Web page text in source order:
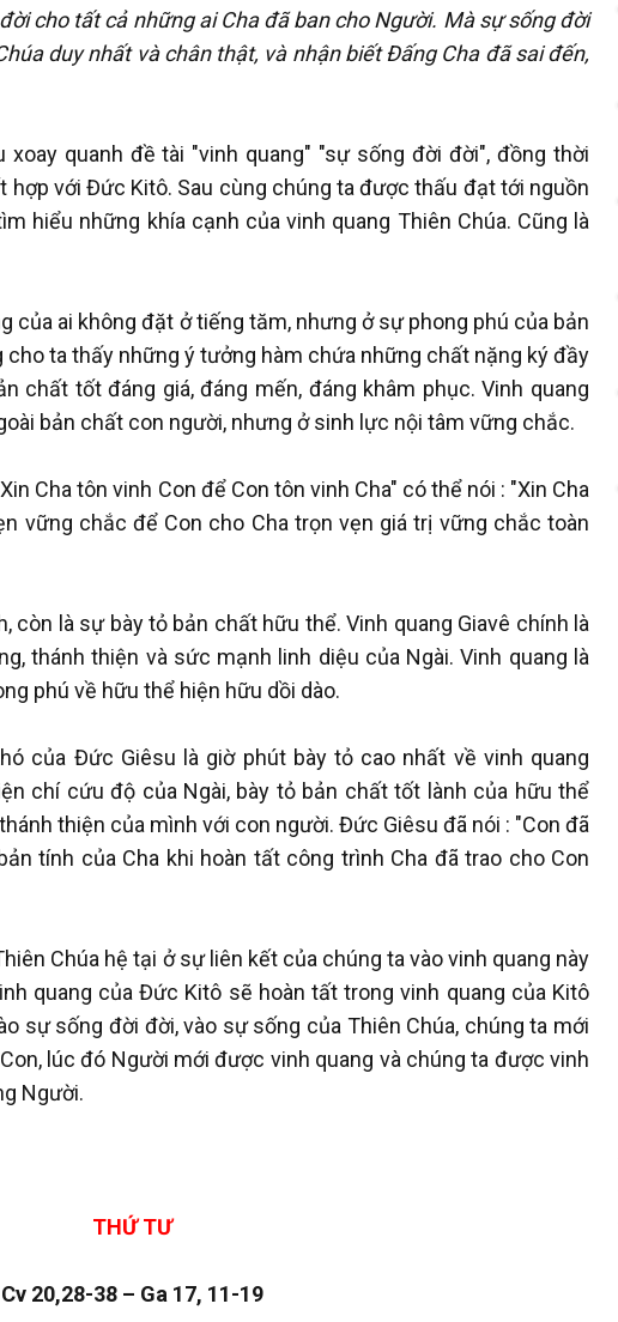
cho tất cả những ai Cha đã ban cho Người. Mà sự sống đời
duy nhất và chân thật, và nhận biết Đấng Cha đã sai đến,
quanh đề tài "vinh quang" "sự sống đời đời", đồng thời
hợp với Đức Kitô. Sau cùng chúng ta được thấu đạt tới nguồn
hiểu những khía cạnh của vinh quang Thiên Chúa. Cũng là
của ai không đặt ở tiếng tăm, nhưng ở sự phong phú của bản
ta thấy những ý tưởng hàm chứa những chất nặng ký đầy
chất tốt đáng giá, đáng mến, đáng khâm phục. Vinh quang
bản chất con người, nhưng ở sinh lực nội tâm vững chắc.
Cha tôn vinh Con để Con tôn vinh Cha" có thể nói : "Xin Cha
vững chắc để Con cho Cha trọn vẹn giá trị vững chắc toàn
còn là sự bày tỏ bản chất hữu thể. Vinh quang Giavê chính là
thánh thiện và sức mạnh linh diệu của Ngài. Vinh quang là
phú về hữu thể hiện hữu dồi dào.
của Đức Giêsu là giờ phút bày tỏ cao nhất về vinh quang
chí cứu độ của Ngài, bày tỏ bản chất tốt lành của hữu thể
thiện của mình với con người. Đức Giêsu đã nói : "Con đã
tính của Cha khi hoàn tất công trình Cha đã trao cho Con
Chúa hệ tại ở sự liên kết của chúng ta vào vinh quang này
quang của Đức Kitô sẽ hoàn tất trong vinh quang của Kitô
sự sống đời đời, vào sự sống của Thiên Chúa, chúng ta mới
lúc đó Người mới được vinh quang và chúng ta được vinh
Người.
THỨ TƯ
Cv 20,28-38 – Ga 17, 11-19